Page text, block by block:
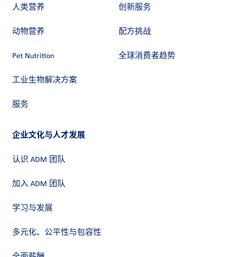
人类营养
动物营养
Pet Nutrition
工业生物解决方案
服务
创新服务
配方挑战
全球消费者趋势
企业文化与人才发展
认识 ADM 团队
加入 ADM 团队
学习与发展
多元化、公平性与包容性